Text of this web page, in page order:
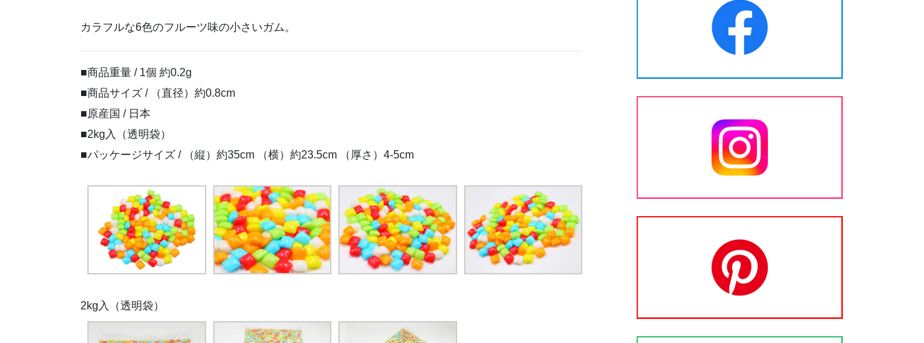
カラフルな6色のフルーツ味の小さいガム。
■商品重量 / 1個 約0.2g
■商品サイズ / （直径）約0.8cm
■原産国 / 日本
■2kg入（透明袋）
■パッケージサイズ / （縦）約35cm （横）約23.5cm （厚さ）4-5cm
2kg入（透明袋）